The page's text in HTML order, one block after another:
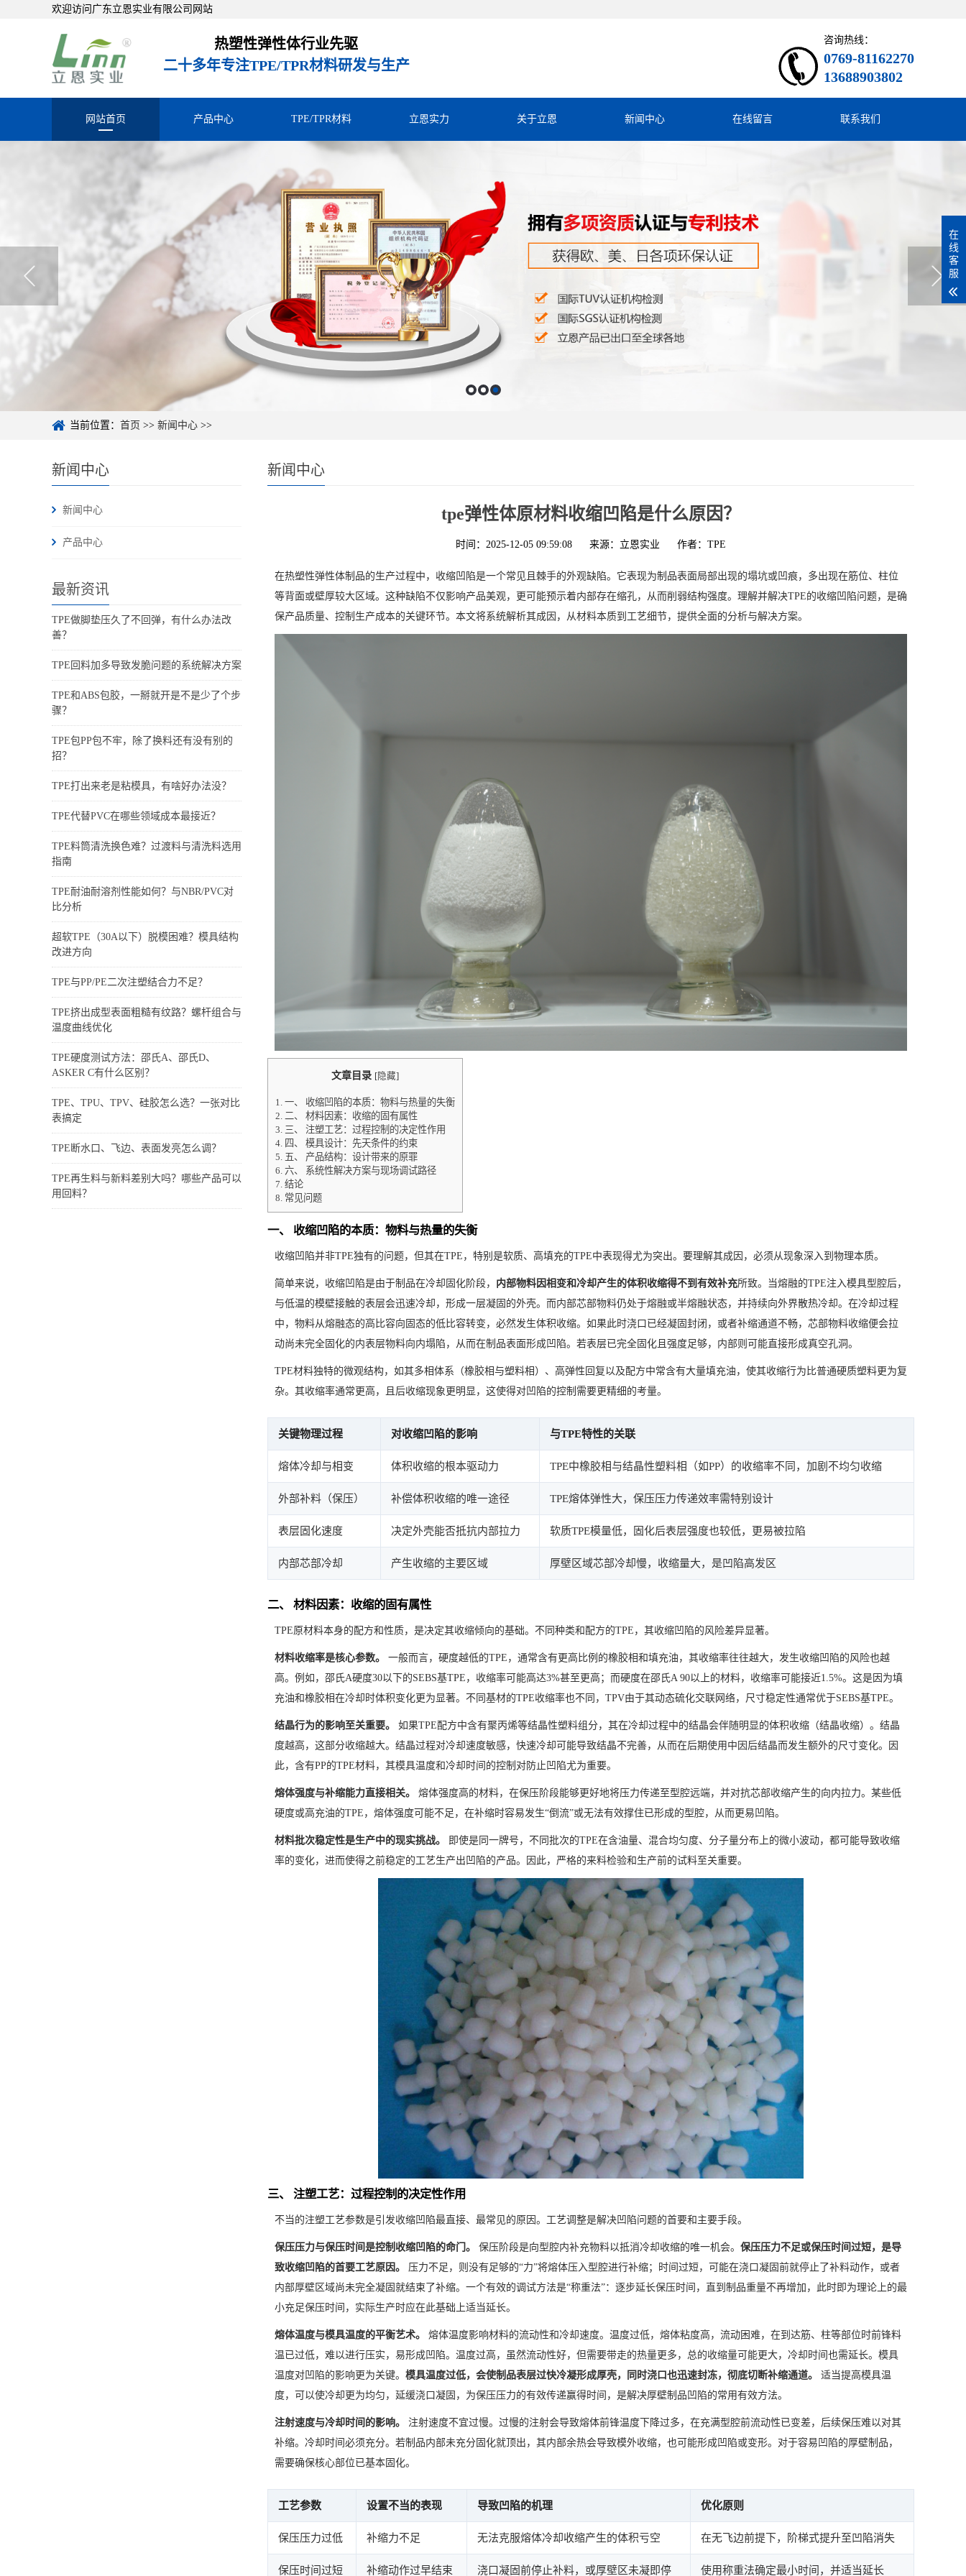
欢迎访问广东立恩实业有限公司网站
热塑性弹性体行业先驱
二十多年专注TPE/TPR材料研发与生产
咨询热线：
0769-81162270
13688903802
网站首页 产品中心 TPE/TPR材料 立恩实力 关于立恩 新闻中心 在线留言 联系我们
当前位置： 首页 >> 新闻中心 >>
新闻中心
新闻中心
产品中心
最新资讯
TPE做脚垫压久了不回弹，有什么办法改
善？
TPE回料加多导致发脆问题的系统解决方案
TPE和ABS包胶，一掰就开是不是少了个步
骤？
TPE包PP包不牢，除了换料还有没有别的
招？
TPE打出来老是粘模具，有啥好办法没？
TPE代替PVC在哪些领域成本最接近？
TPE料筒清洗换色难？过渡料与清洗料选用
指南
TPE耐油耐溶剂性能如何？与NBR/PVC对
比分析
超软TPE（30A以下）脱模困难？模具结构
改进方向
TPE与PP/PE二次注塑结合力不足？
TPE挤出成型表面粗糙有纹路？螺杆组合与
温度曲线优化
TPE硬度测试方法：邵氏A、邵氏D、
ASKER C有什么区别？
TPE、TPU、TPV、硅胶怎么选？一张对比
表搞定
TPE断水口、飞边、表面发亮怎么调？
TPE再生料与新料差别大吗？哪些产品可以
用回料？
新闻中心
tpe弹性体原材料收缩凹陷是什么原因？
时间：2025-12-05 09:59:08 来源：立恩实业 作者：TPE
在热塑性弹性体制品的生产过程中，收缩凹陷是一个常见且棘手的外观缺陷。它表现为制品表面局部出现的塌坑或凹痕，多出现在筋位、柱位
等背面或壁厚较大区域。这种缺陷不仅影响产品美观，更可能预示着内部存在缩孔，从而削弱结构强度。理解并解决TPE的收缩凹陷问题，是确
保产品质量、控制生产成本的关键环节。本文将系统解析其成因，从材料本质到工艺细节，提供全面的分析与解决方案。
文章目录 [隐藏]
1. 一、 收缩凹陷的本质：物料与热量的失衡
2. 二、 材料因素：收缩的固有属性
3. 三、 注塑工艺：过程控制的决定性作用
4. 四、 模具设计：先天条件的约束
5. 五、 产品结构：设计带来的原罪
6. 六、 系统性解决方案与现场调试路径
7. 结论
8. 常见问题
一、 收缩凹陷的本质：物料与热量的失衡
收缩凹陷并非TPE独有的问题，但其在TPE，特别是软质、高填充的TPE中表现得尤为突出。要理解其成因，必须从现象深入到物理本质。
简单来说，收缩凹陷是由于制品在冷却固化阶段， 内部物料因相变和冷却产生的体积收缩得不到有效补充所致。当熔融的TPE注入模具型腔后，
与低温的模壁接触的表层会迅速冷却，形成一层凝固的外壳。而内部芯部物料仍处于熔融或半熔融状态，并持续向外界散热冷却。在冷却过程
中，物料从熔融态的高比容向固态的低比容转变，必然发生体积收缩。如果此时浇口已经凝固封闭，或者补缩通道不畅，芯部物料收缩便会拉
动尚未完全固化的内表层物料向内塌陷，从而在制品表面形成凹陷。若表层已完全固化且强度足够，内部则可能直接形成真空孔洞。
TPE材料独特的微观结构，如其多相体系（橡胶相与塑料相）、高弹性回复以及配方中常含有大量填充油，使其收缩行为比普通硬质塑料更为复
杂。其收缩率通常更高，且后收缩现象更明显，这使得对凹陷的控制需要更精细的考量。
关键物理过程 对收缩凹陷的影响 与TPE特性的关联
熔体冷却与相变 体积收缩的根本驱动力 TPE中橡胶相与结晶性塑料相（如PP）的收缩率不同，加剧不均匀收缩
外部补料（保压） 补偿体积收缩的唯一途径 TPE熔体弹性大，保压压力传递效率需特别设计
表层固化速度 决定外壳能否抵抗内部拉力 软质TPE模量低，固化后表层强度也较低，更易被拉陷
内部芯部冷却 产生收缩的主要区域 厚壁区域芯部冷却慢，收缩量大，是凹陷高发区
二、 材料因素：收缩的固有属性
TPE原材料本身的配方和性质，是决定其收缩倾向的基础。不同种类和配方的TPE，其收缩凹陷的风险差异显著。
材料收缩率是核心参数。
一般而言，硬度越低的TPE，通常含有更高比例的橡胶相和填充油，其收缩率往往越大，发生收缩凹陷的风险也越
高。例如，邵氏A硬度30以下的SEBS基TPE，收缩率可能高达3%甚至更高；而硬度在邵氏A 90以上的材料，收缩率可能接近1.5%。这是因为填
充油和橡胶相在冷却时体积变化更为显著。不同基材的TPE收缩率也不同，TPV由于其动态硫化交联网络，尺寸稳定性通常优于SEBS基TPE。
结晶行为的影响至关重要。
如果TPE配方中含有聚丙烯等结晶性塑料组分，其在冷却过程中的结晶会伴随明显的体积收缩（结晶收缩）。结晶
度越高，这部分收缩越大。结晶过程对冷却速度敏感，快速冷却可能导致结晶不完善，从而在后期使用中因后结晶而发生额外的尺寸变化。因
此，含有PP的TPE材料，其模具温度和冷却时间的控制对防止凹陷尤为重要。
熔体强度与补缩能力直接相关。
熔体强度高的材料，在保压阶段能够更好地将压力传递至型腔远端，并对抗芯部收缩产生的向内拉力。某些低
硬度或高充油的TPE，熔体强度可能不足，在补缩时容易发生“倒流”或无法有效撑住已形成的型腔，从而更易凹陷。
材料批次稳定性是生产中的现实挑战。
即使是同一牌号，不同批次的TPE在含油量、混合均匀度、分子量分布上的微小波动，都可能导致收缩
率的变化，进而使得之前稳定的工艺生产出凹陷的产品。因此，严格的来料检验和生产前的试料至关重要。
三、 注塑工艺：过程控制的决定性作用
不当的注塑工艺参数是引发收缩凹陷最直接、最常见的原因。工艺调整是解决凹陷问题的首要和主要手段。
保压压力与保压时间是控制收缩凹陷的命门。 保压阶段是向型腔内补充物料以抵消冷却收缩的唯一机会。 保压压力不足或保压时间过短，是导
致收缩凹陷的首要工艺原因。
压力不足，则没有足够的“力”将熔体压入型腔进行补缩；时间过短，可能在浇口凝固前就停止了补料动作，或者
内部厚壁区域尚未完全凝固就结束了补缩。一个有效的调试方法是“称重法”：逐步延长保压时间，直到制品重量不再增加，此时即为理论上的最
小充足保压时间，实际生产时应在此基础上适当延长。
熔体温度与模具温度的平衡艺术。
熔体温度影响材料的流动性和冷却速度。温度过低，熔体粘度高，流动困难，在到达筋、柱等部位时前锋料
温已过低，难以进行压实，易形成凹陷。温度过高，虽然流动性好，但需要带走的热量更多，总的收缩量可能更大，冷却时间也需延长。模具
温度对凹陷的影响更为关键。 模具温度过低，会使制品表层过快冷凝形成厚壳，同时浇口也迅速封冻，彻底切断补缩通道。
适当提高模具温
度，可以使冷却更为均匀，延缓浇口凝固，为保压压力的有效传递赢得时间，是解决厚壁制品凹陷的常用有效方法。
注射速度与冷却时间的影响。
注射速度不宜过慢。过慢的注射会导致熔体前锋温度下降过多，在充满型腔前流动性已变差，后续保压难以对其
补缩。冷却时间必须充分。若制品内部未充分固化就顶出，其内部余热会导致模外收缩，也可能形成凹陷或变形。对于容易凹陷的厚壁制品，
需要确保核心部位已基本固化。
工艺参数 设置不当的表现 导致凹陷的机理 优化原则
保压压力过低 补缩力不足 无法克服熔体冷却收缩产生的体积亏空 在无飞边前提下，阶梯式提升至凹陷消失
保压时间过短 补缩动作过早结束 浇口凝固前停止补料，或厚壁区未凝即停 使用称重法确定最小时间，并适当延长
在
线
客
服